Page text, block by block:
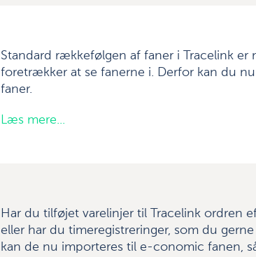
Standard rækkefølgen af faner i Tracelink er
foretrækker at se fanerne i. Derfor kan du
faner.
Læs mere...
Har du tilføjet varelinjer til Tracelink ordren
eller har du timeregistreringer, som du
kan de nu importeres til e-conomic fanen,